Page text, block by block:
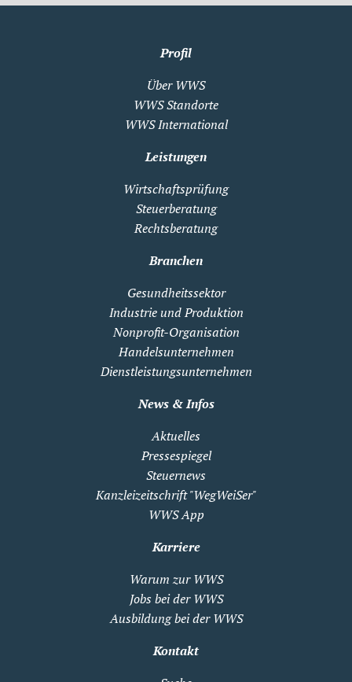
Profil
Über WWS
WWS Standorte
WWS International
Leistungen
Wirtschaftsprüfung
Steuerberatung
Rechtsberatung
Branchen
Gesundheitssektor
Industrie und Produktion
Nonprofit-Organisation
Handelsunternehmen
Dienstleistungsunternehmen
News & Infos
Aktuelles
Pressespiegel
Steuernews
Kanzleizeitschrift "WegWeiSer"
WWS App
Karriere
Warum zur WWS
Jobs bei der WWS
Ausbildung bei der WWS
Kontakt